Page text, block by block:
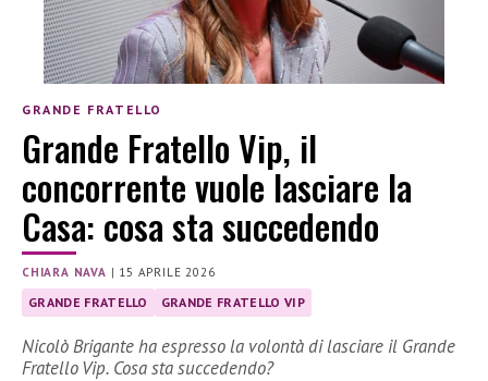
GRANDE FRATELLO
Grande Fratello Vip, il
concorrente vuole lasciare la
Casa: cosa sta succedendo
CHIARA NAVA | 15 APRILE 2026
GRANDE FRATELLO GRANDE FRATELLO VIP
Nicolò Brigante ha espresso la volontà di lasciare il Grande
Fratello Vip. Cosa sta succedendo?